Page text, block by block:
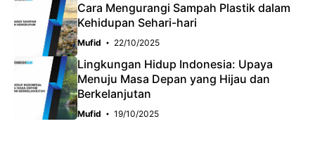
Cara Mengurangi Sampah Plastik dalam
Kehidupan Sehari-hari
Mufid 22/10/2025
Lingkungan Hidup Indonesia: Upaya
Menuju Masa Depan yang Hijau dan
Berkelanjutan
Mufid 19/10/2025